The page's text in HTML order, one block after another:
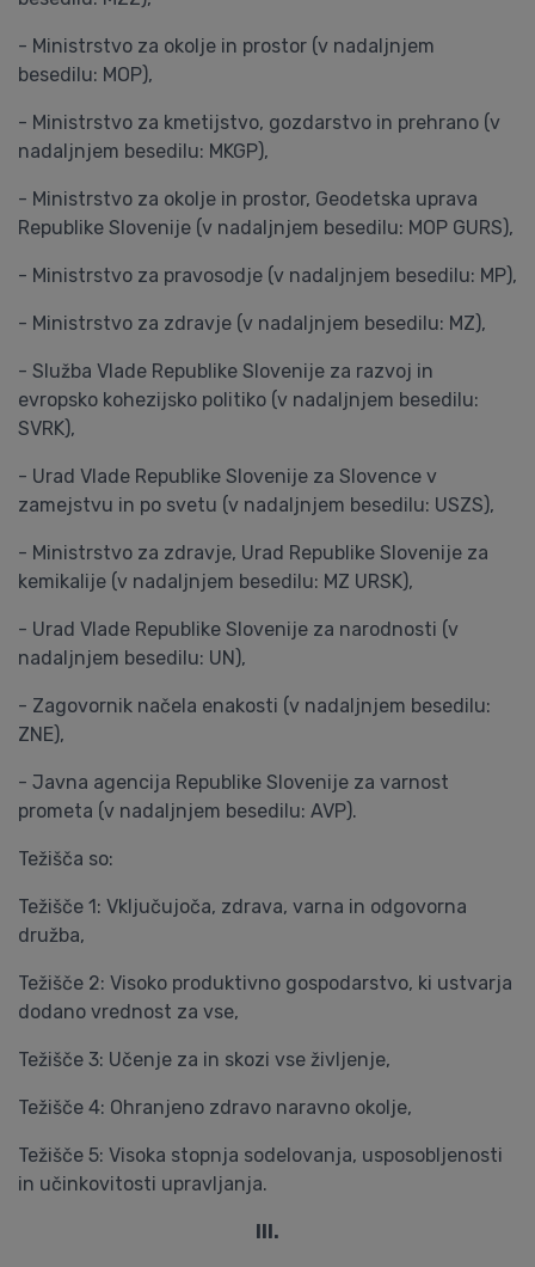
- Ministrstvo za okolje in prostor (v nadaljnjem
besedilu: MOP),
- Ministrstvo za kmetijstvo, gozdarstvo in prehrano (v
nadaljnjem besedilu: MKGP),
- Ministrstvo za okolje in prostor, Geodetska uprava
Republike Slovenije (v nadaljnjem besedilu: MOP GURS),
- Ministrstvo za pravosodje (v nadaljnjem besedilu: MP),
- Ministrstvo za zdravje (v nadaljnjem besedilu: MZ),
- Služba Vlade Republike Slovenije za razvoj in
evropsko kohezijsko politiko (v nadaljnjem besedilu:
SVRK),
- Urad Vlade Republike Slovenije za Slovence v
zamejstvu in po svetu (v nadaljnjem besedilu: USZS),
- Ministrstvo za zdravje, Urad Republike Slovenije za
kemikalije (v nadaljnjem besedilu: MZ URSK),
- Urad Vlade Republike Slovenije za narodnosti (v
nadaljnjem besedilu: UN),
- Zagovornik načela enakosti (v nadaljnjem besedilu:
ZNE),
- Javna agencija Republike Slovenije za varnost
prometa (v nadaljnjem besedilu: AVP).
Težišča so:
Težišče 1: Vključujoča, zdrava, varna in odgovorna
družba,
Težišče 2: Visoko produktivno gospodarstvo, ki ustvarja
dodano vrednost za vse,
Težišče 3: Učenje za in skozi vse življenje,
Težišče 4: Ohranjeno zdravo naravno okolje,
Težišče 5: Visoka stopnja sodelovanja, usposobljenosti
in učinkovitosti upravljanja.
III.